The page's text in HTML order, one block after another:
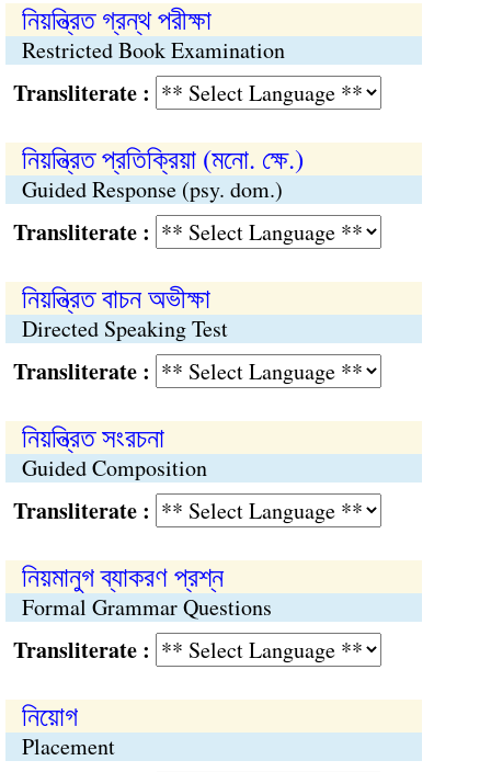
নিয়ন্ত্রিত গ্রন্থ পরীক্ষা
Restricted Book Examination
:
নিয়ন্ত্রিত প্রতিক্রিয়া (মনো. ক্ষে.)
Guided Response (psy. dom.)
:
নিয়ন্ত্রিত বাচন অভীক্ষা
Directed Speaking Test
:
নিয়ন্ত্রিত সংরচনা
Guided Composition
:
নিয়মানুগ ব্যাকরণ প্রশ্ন
Formal Grammar Questions
:
নিয়োগ
Placement